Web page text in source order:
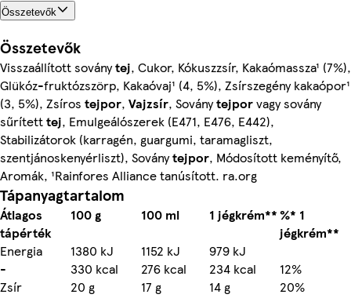
Összetevők
Összetevők
Visszaállított soványtej, Cukor, Kókuszzsír, Kakaómassza¹ (7%),
Glükóz-fruktózszörp, Kakaóvaj¹ (4, 5%), Zsírszegény kakaópor¹
(3, 5%), Zsíros tejpor, Vajzsír, Soványtejporvagy sovány
sűrítetttej, Emulgeálószerek (E471, E476, E442),
Stabilizátorok (karragén, guargumi, taramagliszt,
szentjánoskenyérliszt), Soványtejpor, Módosított keményítő,
Aromák, ¹Rainfores Alliance tanúsított. ra.org
Tápanyagtartalom
Átlagos
tápérték
100 g 100 ml 1 jégkrém**%* 1
jégkrém**
Energia
1380 kJ 1152 kJ
979 kJ
-
330 kcal 276 kcal 234 kcal
12%
Zsír
20 g 17 g 14 g
20%